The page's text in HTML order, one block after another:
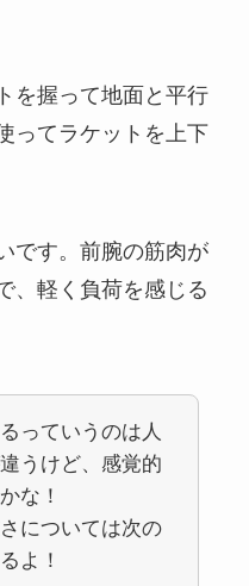
を握って地面と平行
ってラケットを上下
です。前腕の筋肉が
、軽く負荷を感じる
っていうのは人
うけど、感覚的
な！
については次の
よ！